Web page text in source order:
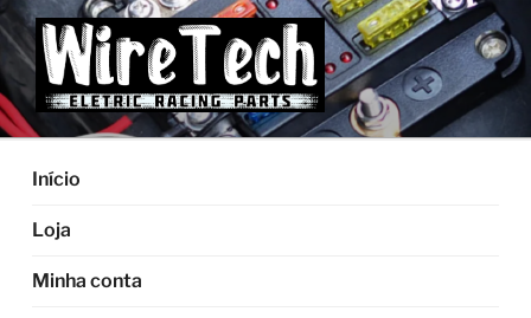
Pular
para
o
conteúdo
Início
Loja
Minha conta